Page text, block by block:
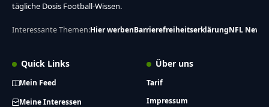
tägliche Dosis Football-Wissen.
Interessante Themen:Hier werbenBarrierefreiheitserklärungNFL News
Quick Links
Mein Feed
Meine Interessen
Über uns
Tarif
Impressum